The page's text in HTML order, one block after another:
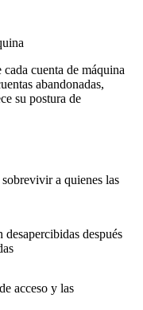
cuenta de máquina
abandonadas,
su postura de
a quienes las
desapercibidas después
acceso y las